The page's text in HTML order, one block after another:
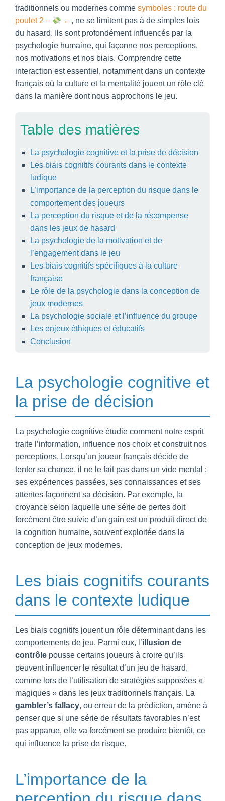
traditionnels ou modernes comme symboles : route du
poulet 2 –
← , ne se limitent pas à de simples lois
du hasard. Ils sont profondément influencés par la
psychologie humaine, qui façonne nos perceptions,
nos motivations et nos biais. Comprendre cette
interaction est essentiel, notamment dans un contexte
français où la culture et la mentalité jouent un rôle clé
dans la manière dont nous approchons le jeu.
Table des matières
La psychologie cognitive et la prise de décision
Les biais cognitifs courants dans le contexte
ludique
L’importance de la perception du risque dans le
comportement des joueurs
La perception du risque et de la récompense
dans les jeux de hasard
La psychologie de la motivation et de
l’engagement dans le jeu
Les biais cognitifs spécifiques à la culture
française
Le rôle de la psychologie dans la conception de
jeux modernes
La psychologie sociale et l’influence du groupe
Les enjeux éthiques et éducatifs
Conclusion
La psychologie cognitive et
la prise de décision
La psychologie cognitive étudie comment notre esprit
traite l’information, influence nos choix et construit nos
perceptions. Lorsqu’un joueur français décide de
tenter sa chance, il ne le fait pas dans un vide mental :
ses expériences passées, ses connaissances et ses
attentes façonnent sa décision. Par exemple, la
croyance selon laquelle une série de pertes doit
forcément être suivie d’un gain est un produit direct de
la cognition humaine, souvent exploitée dans la
conception de jeux modernes.
Les biais cognitifs courants
dans le contexte ludique
Les biais cognitifs jouent un rôle déterminant dans les
comportements de jeu. Parmi eux, l’illusion de
contrôle pousse certains joueurs à croire qu’ils
peuvent influencer le résultat d’un jeu de hasard,
comme lors de l’utilisation de stratégies supposées «
magiques » dans les jeux traditionnels français. La
gambler’s fallacy, ou erreur de la prédiction, amène à
penser que si une série de résultats favorables n’est
pas apparue, elle va forcément se produire bientôt, ce
qui influence la prise de risque.
L’importance de la